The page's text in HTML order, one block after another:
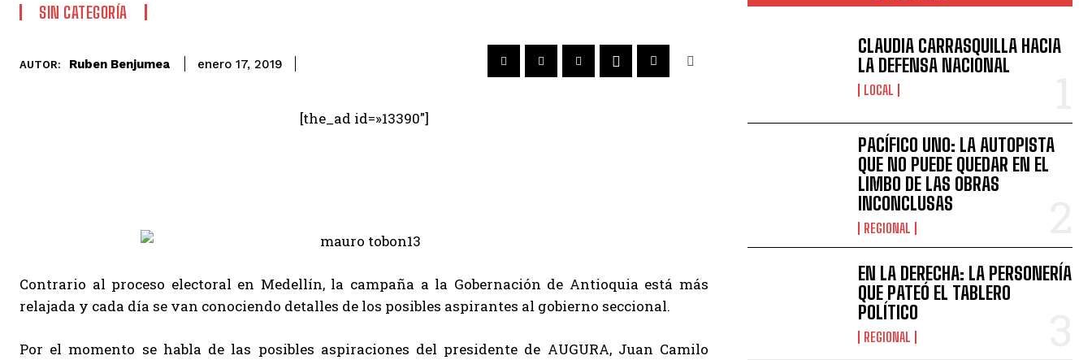
SIN CATEGORÍA
AUTOR: Ruben Benjumea enero 17, 2019
[the_ad id=»13390″]
Contrario al proceso electoral en Medellín, la campaña a la Gobernación de Antioquia está más
relajada y cada día se van conociendo detalles de los posibles aspirantes al gobierno seccional.
Por el momento se habla de las posibles aspiraciones del presidente de AUGURA, Juan Camilo
CLAUDIA CARRASQUILLA HACIA
LA DEFENSA NACIONAL
LOCAL
PACÍFICO UNO: LA AUTOPISTA
QUE NO PUEDE QUEDAR EN EL
LIMBO DE LAS OBRAS
INCONCLUSAS
REGIONAL
EN LA DERECHA: LA PERSONERÍA
QUE PATEÓ EL TABLERO
POLÍTICO
REGIONAL